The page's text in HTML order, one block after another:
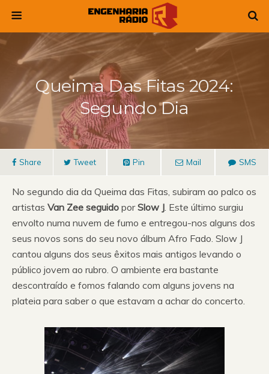
Queima Das Fitas 2024:
Segundo Dia
Share Tweet Pin Mail SMS
No segundo dia da Queima das Fitas, subiram ao palco os
artistas Van Zee seguido porSlow J. Este último surgiu
envolto numa nuvem de fumo e entregou-nos alguns dos
seus novos sons do seu novo álbum Afro Fado. Slow J
cantou alguns dos seus êxitos mais antigos levando o
público jovem ao rubro. O ambiente era bastante
descontraído e fomos falando com alguns jovens na
plateia para saber o que estavam a achar do concerto.